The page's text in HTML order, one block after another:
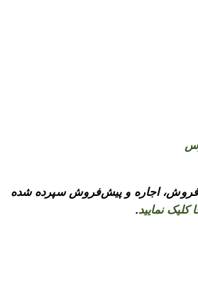
فروش، اجاره و پیش‌فروش سپرده شده
کلیک نمایید.